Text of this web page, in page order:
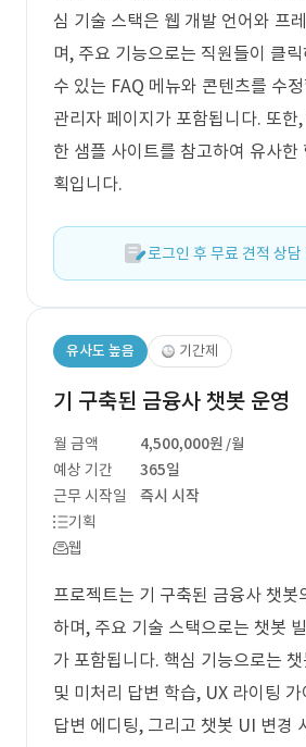
심 기술 스택은 웹 개발 언어와 프
며, 주요 기능으로는 직원들이 클
수 있는 FAQ 메뉴와 콘텐츠를 수
관리자 페이지가 포함됩니다. 또한
한 샘플 사이트를 참고하여 유사한
획입니다.
로그인 후 무료 견적 상담
유사도 높음 기간제
기 구축된 금융사 챗봇 운영
월 금액 4,500,000원 /월
예상 기간
365일
근무 시작일
즉시 시작
기획
웹
프로젝트는 기 구축된 금융사 챗봇
하며, 주요 기술 스택으로는 챗봇
가 포함됩니다. 핵심 기능으로는
및 미처리 답변 학습, UX 라이팅
답변 에디팅, 그리고 챗봇 UI 변경